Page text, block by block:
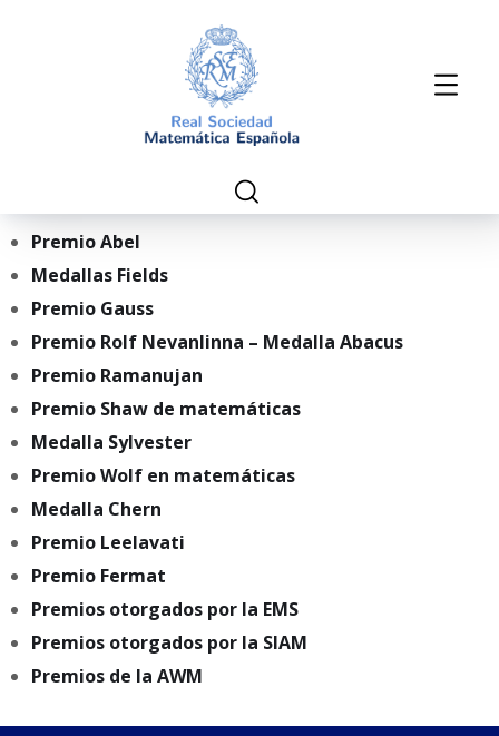
Premio Abel
Medallas Fields
Premio Gauss
Premio Rolf Nevanlinna – Medalla Abacus
Premio Ramanujan
Premio Shaw de matemáticas
Medalla Sylvester
Premio Wolf en matemáticas
Medalla Chern
Premio Leelavati
Premio Fermat
Premios otorgados por la EMS
Premios otorgados por la SIAM
Premios de la AWM